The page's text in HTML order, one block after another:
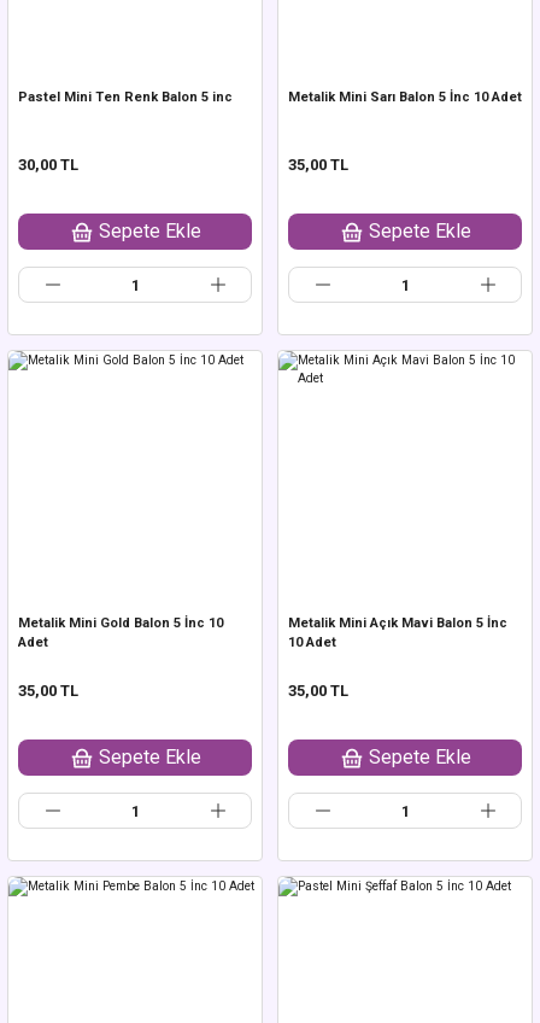
Pastel Mini Ten Renk Balon 5 inc
30,00 TL
Sepete Ekle
Metalik Mini Sarı Balon 5 İnc 10 Adet
35,00 TL
Sepete Ekle
Metalik Mini Gold Balon 5 İnc 10
Adet
35,00 TL
Sepete Ekle
Metalik Mini Açık Mavi Balon 5 İnc
10 Adet
35,00 TL
Sepete Ekle